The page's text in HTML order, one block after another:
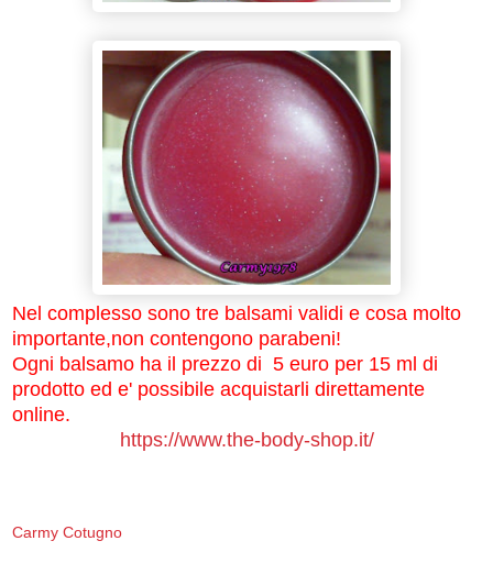
Nel complesso sono tre balsami validi e cosa molto
importante,non contengono parabeni!
Ogni balsamo ha il prezzo di 5 euro per 15 ml di
prodotto ed e' possibile acquistarli direttamente
online.
https://www.the-body-shop.it/
Carmy Cotugno